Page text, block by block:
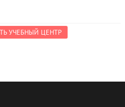
УЧЕБНЫЙ ЦЕНТР